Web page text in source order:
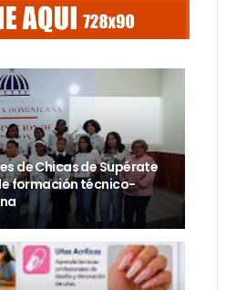
de Chicas de Supérate
formación técnico-